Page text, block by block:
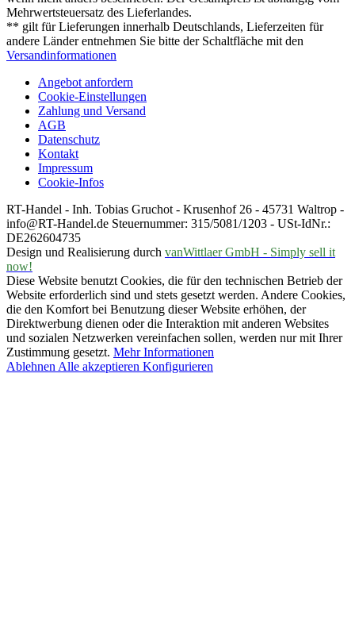
Mehrwertsteuersatz des Lieferlandes.
** gilt für Lieferungen innerhalb Deutschlands, Lieferzeiten für
andere Länder entnehmen Sie bitte der Schaltfläche mit den
Versandinformationen
Angebot anfordern
Cookie-Einstellungen
Zahlung und Versand
AGB
Datenschutz
Kontakt
Impressum
Cookie-Infos
RT-Handel - Inh. Tobias Gruchot - Krusenhof 26 - 45731 Waltrop -
info@RT-Handel.de Steuernummer: 315/5081/1203 - USt-IdNr.:
DE262604735
Design und Realisierung durch vanWittlaer GmbH - Simply sell it
now!
Diese Website benutzt Cookies, die für den technischen Betrieb der
Website erforderlich sind und stets gesetzt werden. Andere Cookies,
die den Komfort bei Benutzung dieser Website erhöhen, der
Direktwerbung dienen oder die Interaktion mit anderen Websites
und sozialen Netzwerken vereinfachen sollen, werden nur mit Ihrer
Zustimmung gesetzt. Mehr Informationen
Ablehnen Alle akzeptieren Konfigurieren